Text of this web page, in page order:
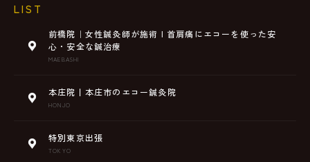
LIST
前橋院｜女性鍼灸師が施術 | 首肩痛にエコーを使った安
心・安全な鍼治療
MAEBASHI
本庄院丨本庄市のエコー鍼灸院
HONJO
特別東京出張
TOKYO